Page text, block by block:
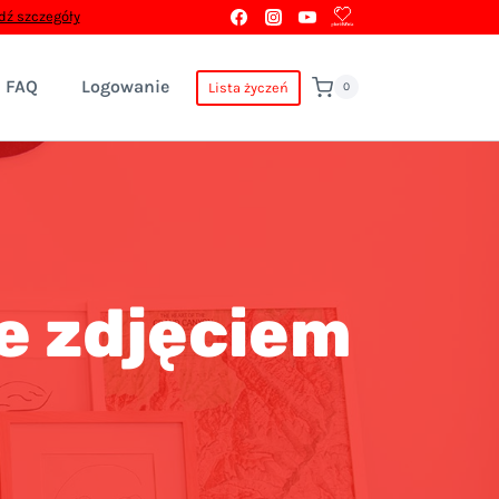
szczegóły
FAQ Logowanie Lista życzeń 0
zdjęciem